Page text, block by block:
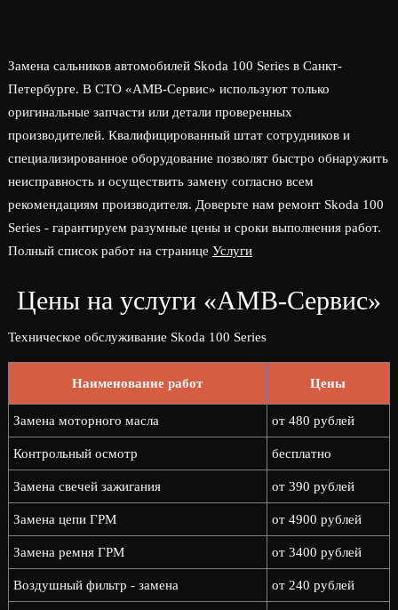
Замена сальников автомобилей Skoda 100 Series в Санкт-
Петербурге. В СТО «АМВ-Сервис» используют только
оригинальные запчасти или детали проверенных
производителей. Квалифицированный штат сотрудников и
специализированное оборудование позволят быстро обнаружить
неисправность и осуществить замену согласно всем
рекомендациям производителя. Доверьте нам ремонт Skoda 100
Series - гарантируем разумные цены и сроки выполнения работ.
Полный список работ на странице Услуги
Цены на услуги «АМВ-Сервис»
Техническое обслуживание Skoda 100 Series
Наименование работ Цены
Замена моторного масла от 480 рублей
Контрольный осмотр бесплатно
Замена свечей зажигания от 390 рублей
Замена цепи ГРМ от 4900 рублей
Замена ремня ГРМ от 3400 рублей
Воздушный фильтр - замена от 240 рублей